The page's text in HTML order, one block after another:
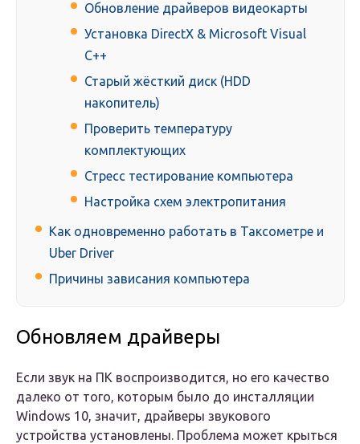
Обновление драйверов видеокарты
Установка DirectX & Microsoft Visual
C++
Старый жёсткий диск (HDD
накопитель)
Проверить температуру
комплектующих
Стресс тестирование компьютера
Настройка схем электропитания
Как одновременно работать в Таксометре и
Uber Driver
Причины зависания компьютера
Обновляем драйверы
Если звук на ПК воспроизводится, но его качество
далеко от того, которым было до инсталляции
Windows 10, значит, драйверы звукового
устройства установлены. Проблема может крыться